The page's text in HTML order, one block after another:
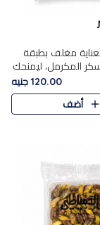
مغلف بطبقة
المكرمل، ليمنحك
ونكهة غنية تبرز
في كل قطعة.
120.00 جنيه
أضف